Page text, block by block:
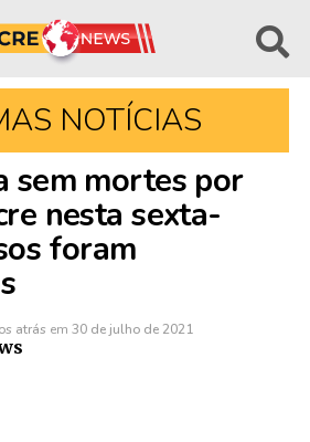
NOTÍCIAS
sem mortes por
nesta sexta-
foram
atrás em 30 de julho de 2021